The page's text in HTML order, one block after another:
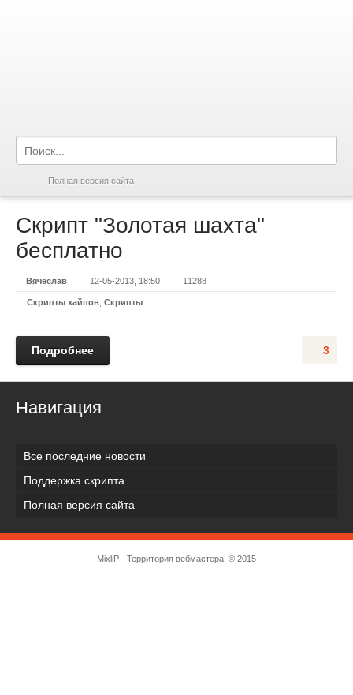
Полная версия сайта
Скрипт "Золотая шахта"
бесплатно
Вячеслав 12-05-2013, 18:50 11288
Скрипты хайпов Скрипты
3
Подробнее
Навигация
Все последние новости
Поддержка скрипта
Полная версия сайта
MixliP - Территория вебмастера! © 2015